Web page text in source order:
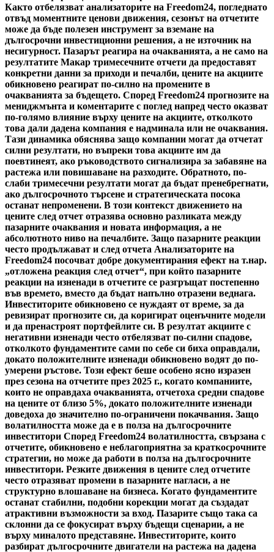
Както отбелязват анализаторите на Freedom24, погледнато
отвъд моментните ценови движения, сезонът на отчетите
може да бъде полезен инструмент за вземане на
дългосрочни инвестиционни решения, а не източник на
несигурност. Пазарът реагира на очакванията, а не само на
резултатите Макар тримесечните отчети да предоставят
конкретни данни за приходи и печалби, цените на акциите
обикновено реагират по-силно на промените в
очакванията за бъдещето. Според Freedom24 прогнозите на
мениджмънта и коментарите с поглед напред често оказват
по-голямо влияние върху цените на акциите, отколкото
това дали дадена компания е надминала или не очаквания.
Тази динамика обяснява защо компании могат да отчетат
силни резултати, но въпреки това акциите им да
поевтинеят, ако ръководството сигнализира за забавяне на
растежа или повишаване на разходите. Обратното, по-
слаби тримесечни резултати могат да бъдат пренебрегнати,
ако дългосрочното търсене и стратегическата посока
останат непроменени. В този контекст движението на
цените след отчет отразява основно разликата между
пазарните очаквания и новата информация, а не
абсолютното ниво на печалбите. Защо пазарните реакции
често продължават и след отчета Анализаторите на
Freedom24 посочват добре документирания ефект на т.нар.
„отложена реакция след отчет“, при който пазарните
реакции на изненади в отчетите се разгръщат постепенно
във времето, вместо да бъдат напълно отразени веднага.
Инвеститорите обикновено се нуждаят от време, за да
ревизират прогнозите си, да коригират оценъчните модели
и да пренастроят портфейлите си. В резултат акциите с
негативни изненади често отбелязват по-силни спадове,
отколкото фундаментите сами по себе си биха оправдали,
докато положителните изненади обикновено водят до по-
умерени ръстове. Този ефект беше особено ясно изразен
през сезона на отчетите през 2025 г., когато компаниите,
които не оправдаха очакванията, отчетоха средни спадове
на цените от близо 5%, докато положителните изненади
доведоха до значително по-ограничени покачвания. Защо
волатилността може да е в полза на дългосрочните
инвеститори Според Freedom24 волатилността, свързана с
отчетите, обикновено е неблагоприятна за краткосрочните
стратегии, но може да работи в полза на дългосрочните
инвеститори. Резките движения в цените след отчетите
често отразяват промени в пазарните нагласи, а не
структурно влошаване на бизнеса. Когато фундаментите
останат стабилни, подобни корекции могат да създадат
атрактивни възможности за вход. Пазарите също така са
склонни да се фокусират върху бъдещи сценарии, а не
върху миналото представяне. Инвеститорите, които
разбират дългосрочните двигатели на растежа на дадена